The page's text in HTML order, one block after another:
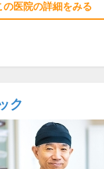
の医院の詳細をみる
ク